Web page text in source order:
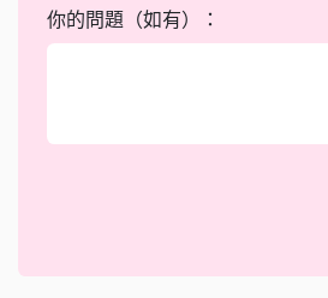
你的問題（如有）：